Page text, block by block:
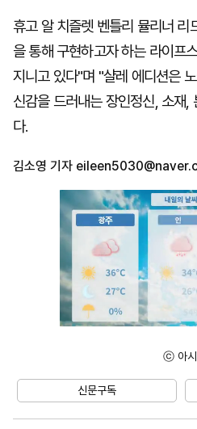
휴고 알 치즐렛 벤틀리 뮬리너 리
을 통해 구현하고자 하는 라이프
지니고 있다"며 "샬레 에디션은
신감을 드러내는 장인정신, 소재,
다.
김소영 기자
ⓒ 아시
신문구독